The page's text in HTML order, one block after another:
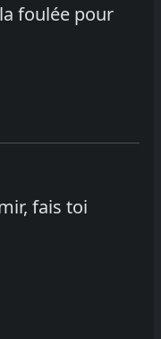
foulée pour
fais toi